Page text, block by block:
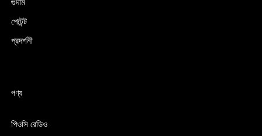
পেটেন্ট
প্রদর্শনী
পণ্য
পিওসি রেডিও